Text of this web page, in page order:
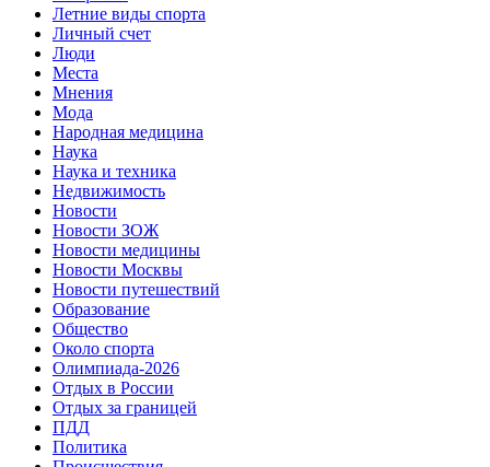
Летние виды спорта
Личный счет
Люди
Места
Мнения
Мода
Народная медицина
Наука
Наука и техника
Недвижимость
Новости
Новости ЗОЖ
Новости медицины
Новости Москвы
Новости путешествий
Образование
Общество
Около спорта
Олимпиада-2026
Отдых в России
Отдых за границей
ПДД
Политика